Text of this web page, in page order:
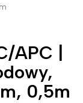
APC |
0,5m